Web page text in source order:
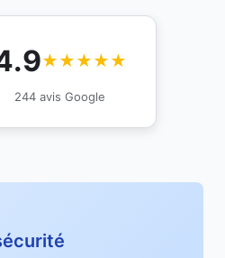
★★★★★
244 avis Google